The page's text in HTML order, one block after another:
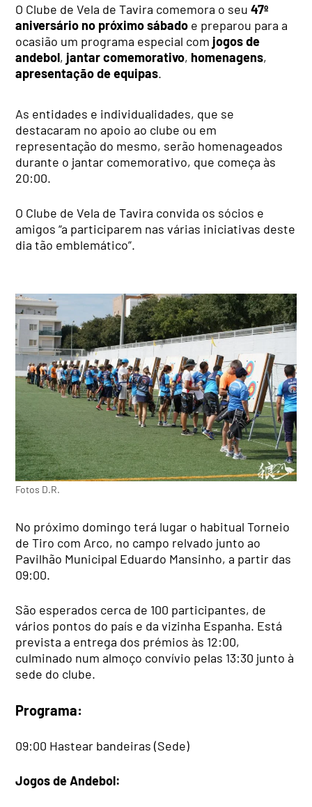
O Clube de Vela de Tavira comemora o seu47º
aniversário no próximo sábado e preparou para a
ocasião um programa especial com jogos de
andebol, jantar comemorativo, homenagens,
apresentação de equipas.
As entidades e individualidades, que se
destacaram no apoio ao clube ou em
representação do mesmo, serão homenageados
durante o jantar comemorativo, que começa às
20:00.
O Clube de Vela de Tavira convida os sócios e
amigos “a participarem nas várias iniciativas deste
dia tão emblemático”.
Fotos D.R.
No próximo domingo terá lugar o habitual Torneio
de Tiro com Arco, no campo relvado junto ao
Pavilhão Municipal Eduardo Mansinho, a partir das
09:00.
São esperados cerca de 100 participantes, de
vários pontos do país e da vizinha Espanha. Está
prevista a entrega dos prémios às 12:00,
culminado num almoço convívio pelas 13:30 junto à
sede do clube.
Programa:
09:00 Hastear bandeiras (Sede)
Jogos de Andebol: